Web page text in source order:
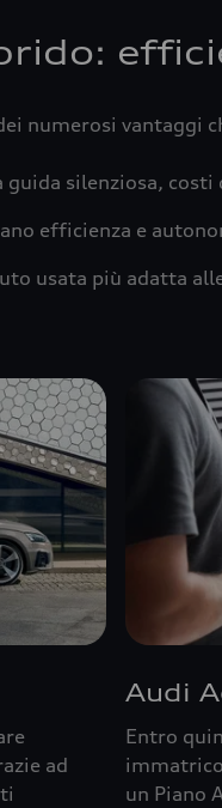
numerosi vantaggi
silenziosa,
efficienza e
usata più adatta
ad
Audi
Entro
un Piano